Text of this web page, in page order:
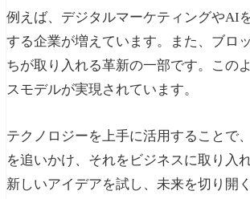
例えば、デジタルマーケティングやAI
する企業が増えています。また、ブロ
ちが取り入れる革新の一部です。この
スモデルが実現されています。
テクノロジーを上手に活用することで
を追いかけ、それをビジネスに取り入
新しいアイデアを試し、未来を切り開